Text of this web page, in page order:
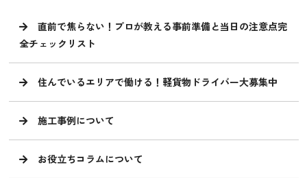
直前で焦らない！プロが教える事前準備と当日の注意点完
全チェックリスト
住んでいるエリアで働ける！軽貨物ドライバー大募集中
施工事例について
お役立ちコラムについて